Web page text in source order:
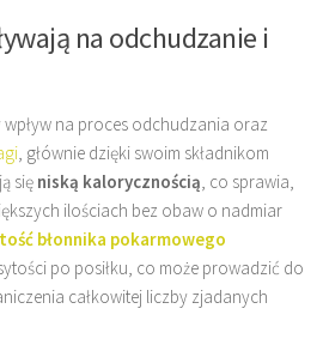
na odchudzanie i
na proces odchudzania oraz
, głównie dzięki swoim składnikom
się niską kalorycznością, co sprawia,
ilościach bez obaw o nadmiar
błonnika pokarmowego
po posiłku, co może prowadzić do
całkowitej liczby zjadanych